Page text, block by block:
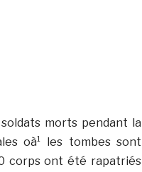
morts pendant la
oà¹ les tombes sont
corps ont été rapatriés